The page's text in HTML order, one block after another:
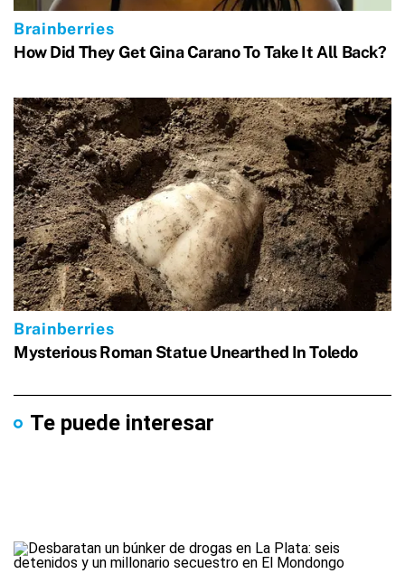
Te puede interesar